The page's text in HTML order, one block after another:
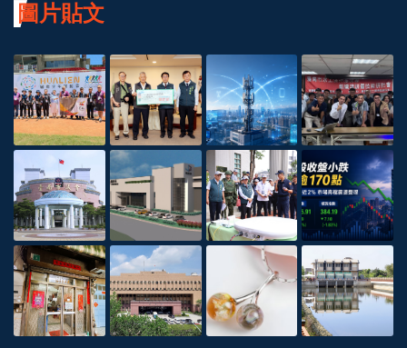
圖片貼文